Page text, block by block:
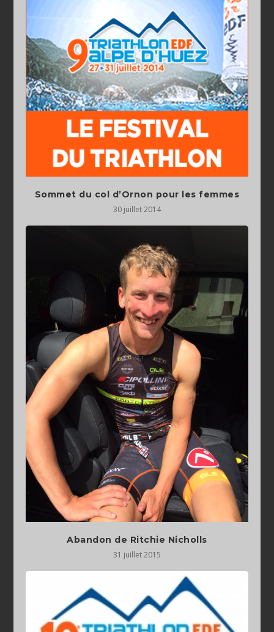
Sommet du col d’Ornon pour les femmes
30 juillet 2014
Abandon de Ritchie Nicholls
31 juillet 2015